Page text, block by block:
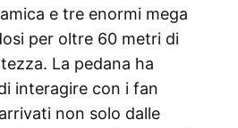
e tre enormi mega
per oltre 60 metri di
La pedana ha
interagire con i fan
non solo dalle